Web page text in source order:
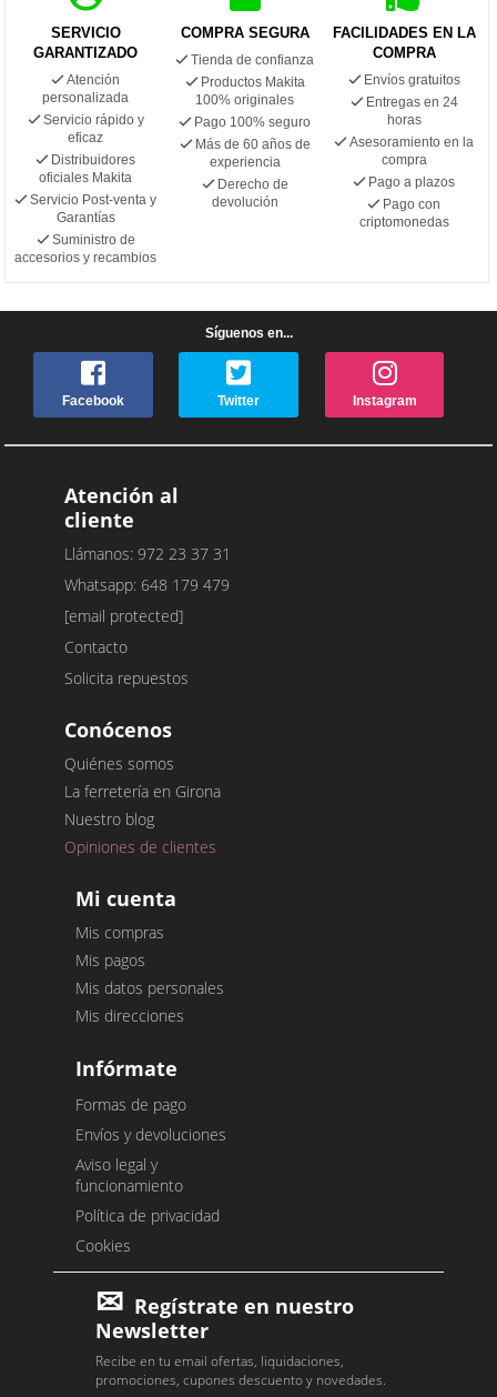
SERVICIO
GARANTIZADO
Atención
personalizada
Servicio rápido y
eficaz
Distribuidores
oficiales Makita
Servicio Post-venta y
Garantías
Suministro de
accesorios y recambios
COMPRA SEGURA
Tienda de confianza
Productos Makita
100% originales
Pago 100% seguro
Más de 60 años de
experiencia
Derecho de
devolución
FACILIDADES EN LA
COMPRA
Envíos gratuitos
Entregas en 24
horas
Asesoramiento en la
compra
Pago a plazos
Pago con
criptomonedas
Síguenos en...
Facebook Twitter Instagram
Atención al
cliente
Llámanos: 972 23 37 31
Whatsapp: 648 179 479
[email protected]
Contacto
Solicita repuestos
Conócenos
Quiénes somos
La ferretería en Girona
Nuestro blog
Opiniones de clientes
Mi cuenta
Mis compras
Mis pagos
Mis datos personales
Mis direcciones
Infórmate
Formas de pago
Envíos y devoluciones
Aviso legal y
funcionamiento
Política de privacidad
Cookies
Regístrate en nuestro
Newsletter
Recibe en tu email ofertas, liquidaciones,
promociones, cupones descuento y novedades.